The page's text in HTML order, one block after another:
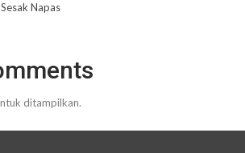
Napas
ditampilkan.